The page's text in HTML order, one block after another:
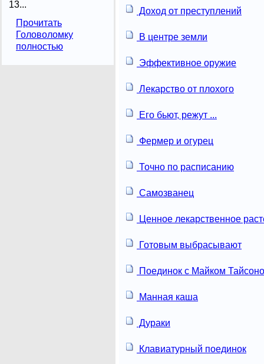
13...
Прочитать
Головоломку
полностью
Доход от преступлений
В центре земли
Эффективное оружие
Лекарство от плохого
Его бьют, режут ...
Фермер и огурец
Точно по расписанию
Самозванец
Ценное лекарственное
Готовым выбрасывают
Поединок с Майком
Манная каша
Дураки
Клавиатурный поединок